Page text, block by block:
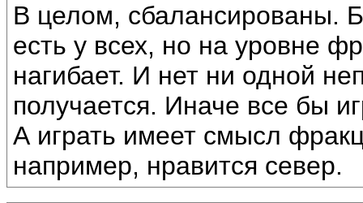
В целом, сбалансированы.
есть у всех, но на уровне
нагибает. И нет ни одной
получается. Иначе все бы
А играть имеет смысл
например, нравится север.